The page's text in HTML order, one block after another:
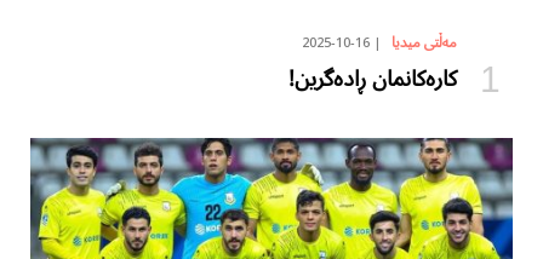
مەڵتی میدیا 2025-10-16
کارەکانمان ڕادەگرین!